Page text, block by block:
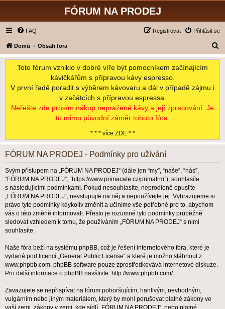
FÓRUM NA PRODEJ
FAQ Přihlásit se
Registrovat
Domů Obsah fora
l
Toto fórum vzniklo v dobré víře být pomocníkem začínajícím
kávičkářům s přípravou kávy espresso.
V první řadě poradit s výběrem kávovaru a dál v případě zájmu i
v začátcích s přípravou espressa.
Neřešte zde prosím nákup nepražené kávy a její zpracování. Je
to mimo původní záměr tohoto fóra.
* * * více ZDE * *
FÓRUM NA PRODEJ - Podmínky pro užívání
Svým přístupem na „FÓRUM NA PRODEJ“ (dále jen “my”, “naše”, “nás”,
“FÓRUM NA PRODEJ”, “https://www.primacafe.cz/primafrm”), souhlasíte
s následujícími podmínkami. Pokud nesouhlasíte, neprodleně opusťte
„FÓRUM NA PRODEJ“, nevstupujte na něj a nepoužívejte jej. Vyhrazujeme si
právo tyto podmínky kdykoliv změnit a učiníme vše potřebné pro to, abychom
vás o této změně informovali. Přesto je rozumné tyto podmínky průběžně
sledovat vzhledem k tomu, že používáním „FÓRUM NA PRODEJ“ s nimi
souhlasíte.
Naše fóra beží na systému phpBB, což je řešení internetového fóra, které je
vydané pod licencí „General Public License“ a které je možno stáhnout z
www.phpbb.com. phpBB software pouze zprostředkovává internetové diskuze.
Pro další informace o phpBB navštivte: http://www.phpbb.com/.
Zavazujete se nepřispívat na fórum pohoršujícím, hanlivým, nevhodným,
vulgárním nebo jiným materiálem, který by mohl porušovat platné zákony ve
vaší zemi, zákony v zemi, kde sídlí „FÓRUM NA PRODEJ“, nebo platné